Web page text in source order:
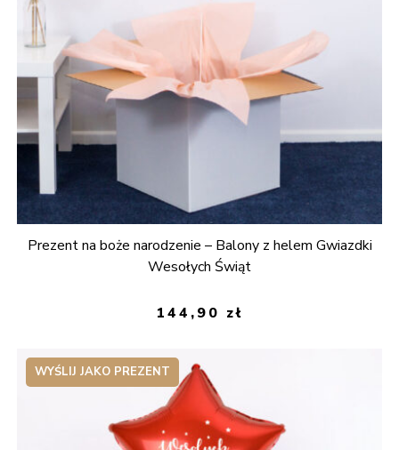
Prezent na boże narodzenie – Balony z helem Gwiazdki
Wesołych Świąt
144,90 zł
WYŚLIJ JAKO PREZENT